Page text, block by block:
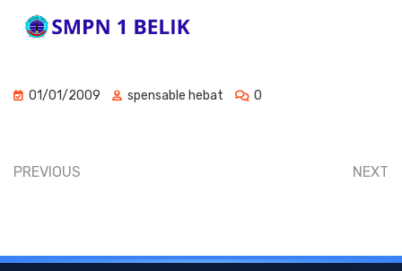
01/01/2009 spensable hebat 0
PREVIOUS NEXT